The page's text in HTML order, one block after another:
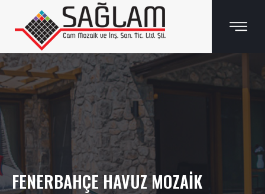
FENERBAHÇE HAVUZ MOZAIK